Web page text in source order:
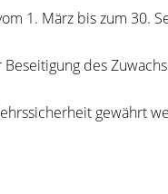
1. März bis zum 30.
des
gewährt